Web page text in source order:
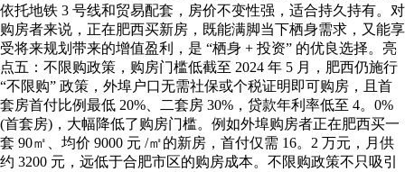
依托地铁 3 号线和贸易配套，房价不变性强，适合持久持有。对
购房者来说，正在肥西买新房，既能满脚当下栖身需求，又能享
受将来规划带来的增值盈利，是 “栖身 + 投资” 的优良选择。亮
点五：不限购政策，购房门槛低截至 2024 年 5 月，肥西仍施行
“不限购” 政策，外埠户口无需社保或个税证明即可购房，且首
套房首付比例最低 20%、二套房 30%，贷款年利率低至 4。0%
(首套房)，大幅降低了购房门槛。例如外埠购房者正在肥西买一
套 90㎡、均价 9000 元 /㎡的新房，首付仅需 16。2 万元，月供
约 3200 元，远低于合肥市区的购房成本。不限购政策不只吸引